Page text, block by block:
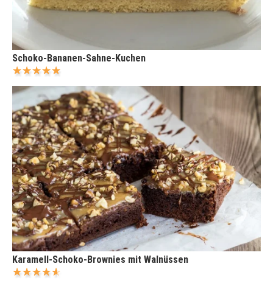
Schoko-Bananen-Sahne-Kuchen
Karamell-Schoko-Brownies mit Walnüssen